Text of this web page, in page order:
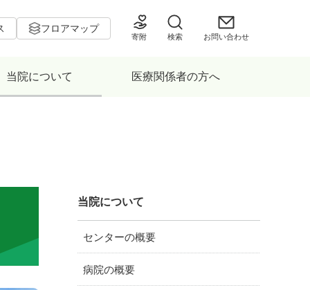
当院について 医療関係者の方へ
寄附 お問い合わせ
フロアマップ
検索
当院について
センターの概要
病院の概要